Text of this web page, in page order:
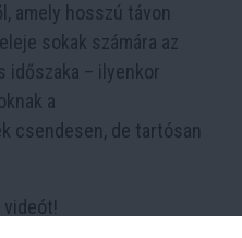
amely hosszú távon
sokak számára az
időszaka – ilyenkor
a
csendesen, de tartósan